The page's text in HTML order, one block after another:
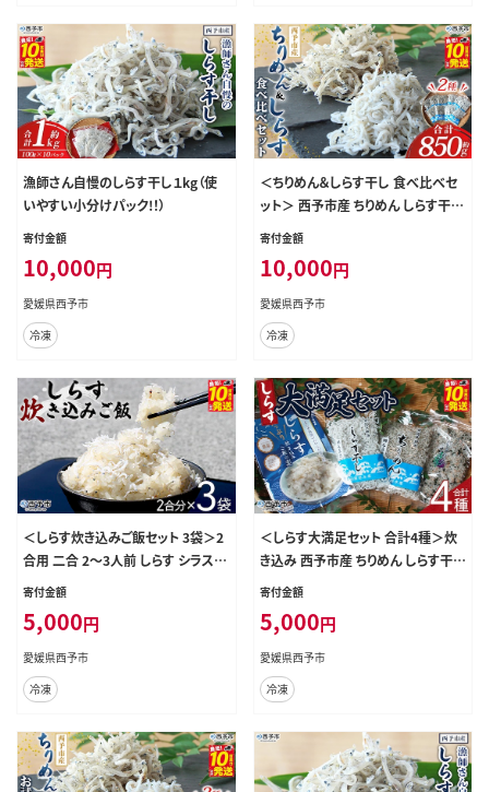
漁師さん自慢のしらす干し１kg（使
いやすい小分けパック!！）
寄付金額
10,000円
愛媛県西予市
冷凍
＜ちりめん＆しらす干し 食べ比べセ
ット＞ 西予市産 ちりめん しらす干し
食べ比べ 健康 カルシウム 詰め合わ
せ チリメン シラス 魚介 海産物 海鮮
家庭用 贈答用 小分け 国産 特産品
産地直送 濱田水産 愛媛県 西予市
【冷凍】
寄付金額
10,000円
愛媛県西予市
冷凍
＜しらす炊き込みご飯セット 3袋＞2
合用 二合 2～3人前 しらす シラス
おじゃこ お魚 おさかな 小魚 魚介類
すそ分け 国産 産地直送 送料無料
特産品 濱田水産 愛媛県 西予市【冷
凍】
寄付金額
5,000円
愛媛県西予市
冷凍
＜しらす大満足セット 合計4種＞炊
き込み 西予市産 ちりめん しらす干し
食べ比べ 健康 カルシウム 詰め合わ
家庭用 贈答用 小分け 国産 特産品
産地直送 濱田水産 愛媛県 西予市
【冷凍】
寄付金額
5,000円
愛媛県西予市
冷凍